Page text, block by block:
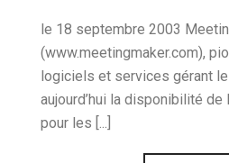
le 18 septembre 2003
(www.meetingmaker.com),
logiciels et services gérant
aujourd’hui la disponibilité
pour les [...]